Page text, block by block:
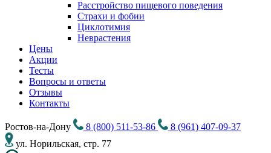
Расстройство пищевого поведения
Cтрахи и фобии
Циклотимия
Неврастения
Цены
Акции
Тесты
Вопросы и ответы
Отзывы
Контакты
Ростов-на-Дону 8 (800) 511-53-86
8 (961) 407-09-37
ул. Норильская, стр. 77